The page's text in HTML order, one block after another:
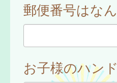
郵便番号はな
お子様のハン